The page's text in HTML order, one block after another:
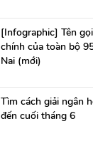
[Infographic] Tên
chính của toàn bộ
Nai (mới)
Tìm cách giải ngân
đến cuối tháng 6